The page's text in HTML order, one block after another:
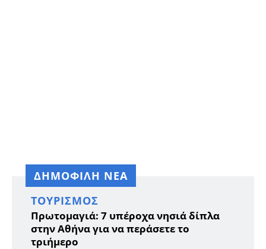
ΔΗΜΟΦΙΛΗ ΝΕΑ
ΤΟΥΡΙΣΜΌΣ
Πρωτομαγιά: 7 υπέροχα νησιά δίπλα
στην Αθήνα για να περάσετε το
τριήμερο